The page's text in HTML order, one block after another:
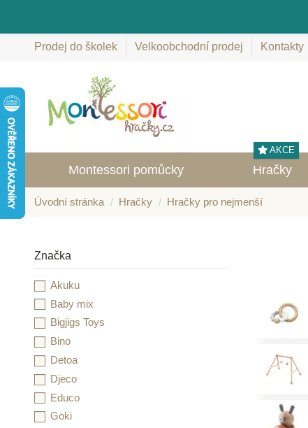
Prodej do školek Velkoobchodní prodej Kontakty
Montessori pomůcky Hračky
AKCE
Úvodní stránka Hračky Hračky pro nejmenší
Značka
Akuku
Baby mix
Bigjigs Toys
Bino
Detoa
Djeco
Educo
Goki